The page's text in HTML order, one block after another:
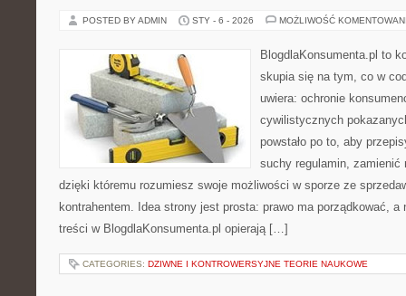
POSTED BY ADMIN STY - 6 - 2026 MOŻLIWOŚĆ
BlogdlaKonsumenta.pl to
skupia się na tym, co w
uwiera: ochronie
cywilistycznych
powstało po to, aby
suchy regulamin,
dzięki któremu rozumiesz swoje możliwości w sporze ze
kontrahentem. Idea strony jest prosta: prawo ma porządkować, a
treści w BlogdlaKonsumenta.pl opierają […]
CATEGORIES: DZIWNE I KONTROWERSYJNE TEORIE NAUKOWE